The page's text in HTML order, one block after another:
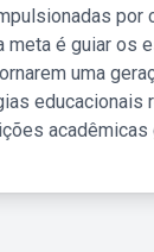
por
meta é guiar os
uma
educacionais
acadêmicas